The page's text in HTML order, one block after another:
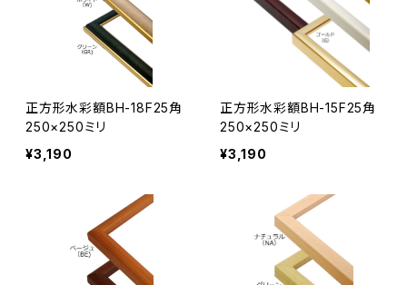
正方形水彩額BH-18F25角
250×250ミリ
¥3,190
正方形水彩額BH-15F25角
250×250ミリ
¥3,190